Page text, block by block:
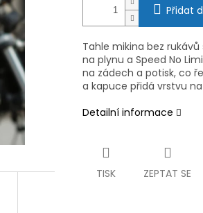
Přidat
Tahle mikina bez
na plynu a Speed No
na zádech a potisk, co
a kapuce přidá vrstvu
Detailní informace
TISK ZEPTAT SE